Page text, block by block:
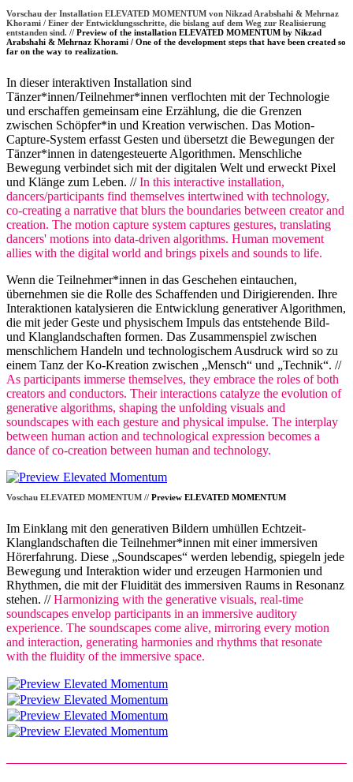
Vorschau der Installation ELEVATED MOMENTUM von Nikzad Arabshahi & Mehrnaz
Khorami / Einer der Entwicklungsschritte, die bislang auf dem Weg zur Realisierung
entstanden sind. // Preview of the installation ELEVATED MOMENTUM by Nikzad
Arabshahi & Mehrnaz Khorami / One of the development steps that have been created so
far on the way to realization.
In dieser interaktiven Installation sind
Tänzer*innen/Teilnehmer*innen verflochten mit der Technologie
und erschaffen gemeinsam eine Erzählung, die die Grenzen
zwischen Schöpfer*in und Kreation verwischen. Das Motion-
Capture-System erfasst Gesten und übersetzt die Bewegungen der
Tänzer*innen in datengesteuerte Algorithmen. Menschliche
Bewegung verbindet sich mit der digitalen Welt und erweckt Pixel
und Klänge zum Leben. //In this interactive installation,
dancers/participants find themselves intertwined with technology,
co-creating a narrative that blurs the boundaries between creator and
creation. The motion capture system captures gestures, translating
dancers' motions into data-driven algorithms. Human movement
allies with the digital world and brings pixels and sounds to life.
Wenn die Teilnehmer*innen in das Geschehen eintauchen,
übernehmen sie die Rolle des Schaffenden und Dirigierenden. Ihre
Interaktionen katalysieren die Entwicklung generativer Algorithmen,
die mit jeder Geste und physischem Impuls das entstehende Bild-
und Klanglandschaften formen. Das Zusammenspiel zwischen
menschlichem Handeln und technologischem Ausdruck wird so zu
einem Tanz der Ko-Kreation zwischen „Mensch“ und „Technik“. //
As participants immerse themselves, they embrace the roles of both
creators and conductors. Their interactions catalyze the evolution of
generative algorithms, shaping the unfolding visuals and
soundscapes with each gesture and physical impulse. The interplay
between human action and technological expression becomes a
dance of co-creation between human and technology.
Voschau ELEVATED MOMENTUM // Preview ELEVATED MOMENTUM
Im Einklang mit den generativen Bildern umhüllen Echtzeit-
Klanglandschaften die Teilnehmer*innen mit einer immersiven
Hörerfahrung. Diese „Soundscapes“ werden lebendig, spiegeln jede
Bewegung und Interaktion wider und erzeugen Harmonien und
Rhythmen, die mit der Fluidität des immersiven Raums in Resonanz
stehen. //Harmonizing with the generative visuals, real-time
soundscapes envelop participants in an immersive auditory
experience. The soundscapes come alive, mirroring every motion
and interaction, generating harmonies and rhythms that resonate
with the fluidity of the immersive space.